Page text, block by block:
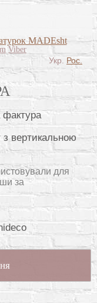
Viber
з вертикальною
для
за
Укр. Рос.